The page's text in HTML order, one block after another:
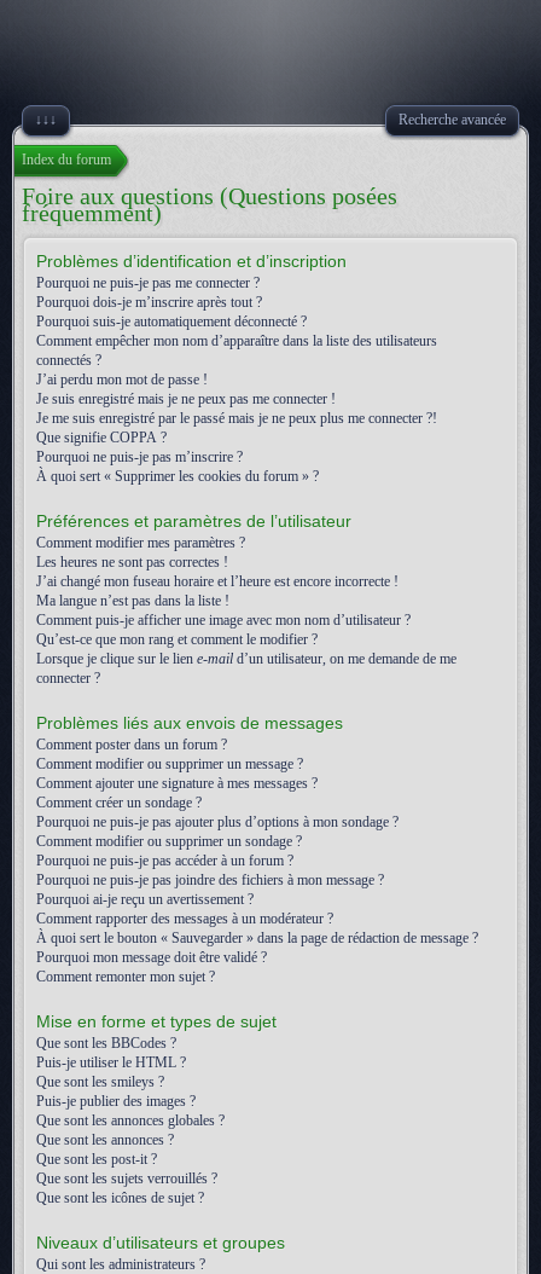
↓↓↓ Recherche avancée
Index du forum
Foire aux questions (Questions posées
fréquemment)
Problèmes d’identification et d’inscription
Pourquoi ne puis-je pas me connecter ?
Pourquoi dois-je m’inscrire après tout ?
Pourquoi suis-je automatiquement déconnecté ?
Comment empêcher mon nom d’apparaître dans la liste des utilisateurs
connectés ?
J’ai perdu mon mot de passe !
Je suis enregistré mais je ne peux pas me connecter !
Je me suis enregistré par le passé mais je ne peux plus me connecter ?!
Que signifie COPPA ?
Pourquoi ne puis-je pas m’inscrire ?
À quoi sert « Supprimer les cookies du forum » ?
Préférences et paramètres de l’utilisateur
Comment modifier mes paramètres ?
Les heures ne sont pas correctes !
J’ai changé mon fuseau horaire et l’heure est encore incorrecte !
Ma langue n’est pas dans la liste !
Comment puis-je afficher une image avec mon nom d’utilisateur ?
Qu’est-ce que mon rang et comment le modifier ?
Lorsque je clique sur le lien e-mail d’un utilisateur, on me demande de me
connecter ?
Problèmes liés aux envois de messages
Comment poster dans un forum ?
Comment modifier ou supprimer un message ?
Comment ajouter une signature à mes messages ?
Comment créer un sondage ?
Pourquoi ne puis-je pas ajouter plus d’options à mon sondage ?
Comment modifier ou supprimer un sondage ?
Pourquoi ne puis-je pas accéder à un forum ?
Pourquoi ne puis-je pas joindre des fichiers à mon message ?
Pourquoi ai-je reçu un avertissement ?
Comment rapporter des messages à un modérateur ?
À quoi sert le bouton « Sauvegarder » dans la page de rédaction de message ?
Pourquoi mon message doit être validé ?
Comment remonter mon sujet ?
Mise en forme et types de sujet
Que sont les BBCodes ?
Puis-je utiliser le HTML ?
Que sont les smileys ?
Puis-je publier des images ?
Que sont les annonces globales ?
Que sont les annonces ?
Que sont les post-it ?
Que sont les sujets verrouillés ?
Que sont les icônes de sujet ?
Niveaux d’utilisateurs et groupes
Qui sont les administrateurs ?